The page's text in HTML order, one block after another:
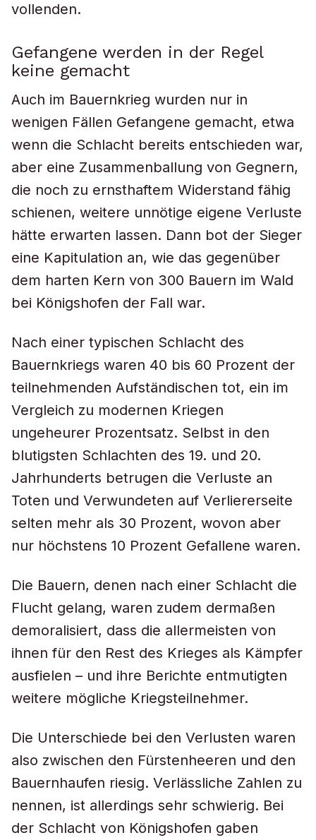
vollenden.
Gefangene werden in der Regel
keine gemacht
Auch im Bauernkrieg wurden nur in
wenigen Fällen Gefangene gemacht, etwa
wenn die Schlacht bereits entschieden war,
aber eine Zusammenballung von Gegnern,
die noch zu ernsthaftem Widerstand fähig
schienen, weitere unnötige eigene Verluste
hätte erwarten lassen. Dann bot der Sieger
eine Kapitulation an, wie das gegenüber
dem harten Kern von 300 Bauern im Wald
bei Königshofen der Fall war.
Nach einer typischen Schlacht des
Bauernkriegs waren 40 bis 60 Prozent der
teilnehmenden Aufständischen tot, ein im
Vergleich zu modernen Kriegen
ungeheurer Prozentsatz. Selbst in den
blutigsten Schlachten des 19. und 20.
Jahrhunderts betrugen die Verluste an
Toten und Verwundeten auf Verliererseite
selten mehr als 30 Prozent, wovon aber
nur höchstens 10 Prozent Gefallene waren.
Die Bauern, denen nach einer Schlacht die
Flucht gelang, waren zudem dermaßen
demoralisiert, dass die allermeisten von
ihnen für den Rest des Krieges als Kämpfer
ausfielen – und ihre Berichte entmutigten
weitere mögliche Kriegsteilnehmer.
Die Unterschiede bei den Verlusten waren
also zwischen den Fürstenheeren und den
Bauernhaufen riesig. Verlässliche Zahlen zu
nennen, ist allerdings sehr schwierig. Bei
der Schlacht von Königshofen gaben